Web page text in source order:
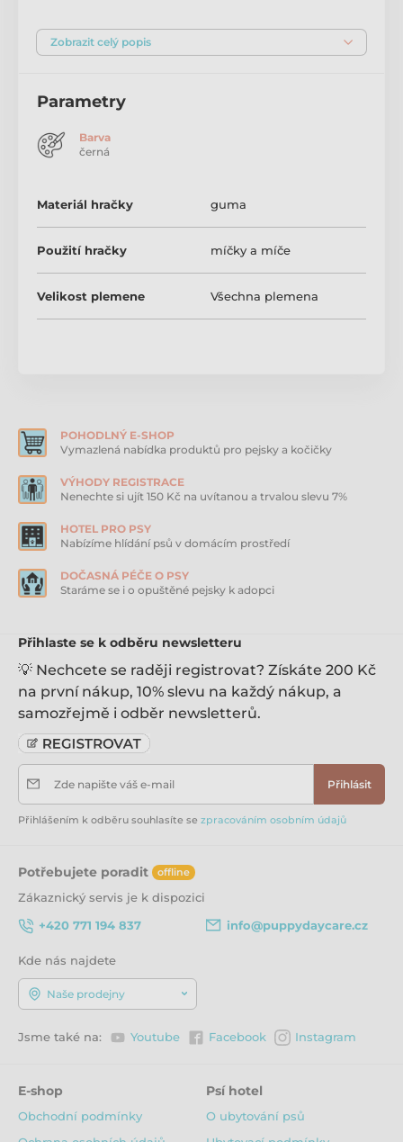
Míček s couračkou
Výška: 11cm
Délka couračky: 40cm
Výška: 15cm
Délka ucha: 18cm
Zobrazit celý popis
Parametry
Barva
černá
Materiál hračky guma
Použití hračky míčky a míče
Velikost plemene Všechna plemena
POHODLNÝ E-SHOP
Vymazlená nabídka produktů pro pejsky a kočičky
VÝHODY REGISTRACE
Nenechte si ujít 150 Kč na uvítanou a trvalou slevu 7%
HOTEL PRO PSY
Nabízíme hlídání psů v domácím prostředí
DOČASNÁ PÉČE O PSY
Staráme se i o opuštěné pejsky k adopci
Přihlaste se k odběru newsletteru
💡 Nechcete se raději registrovat? Získáte 200 Kč
na první nákup, 10% slevu na každý nákup, a
samozřejmě i odběr newsletterů.
Zde napište váš e-mail Přihlásit
Přihlášením k odběru souhlasíte se zpracováním osobním údajů
Potřebujete poradit offline
Zákaznický servis je k dispozici
+420 771 194 837
info@puppydaycare.cz
Kde nás najdete
Naše prodejny
Jsme také na: Youtube Facebook Instagram
E-shop
Obchodní podmínky
Psí hotel
O ubytování psů